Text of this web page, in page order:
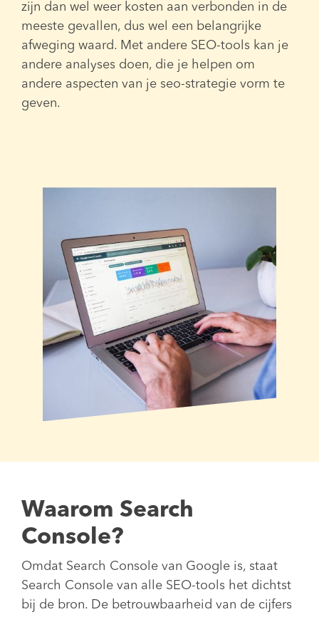
zijn dan wel weer kosten aan verbonden in de
meeste gevallen, dus wel een belangrijke
afweging waard. Met andere SEO-tools kan je
andere analyses doen, die je helpen om
andere aspecten van je seo-strategie vorm te
geven.
Waarom Search
Console?
Omdat Search Console van Google is, staat
Search Console van alle SEO-tools het dichtst
bij de bron. De betrouwbaarheid van de cijfers